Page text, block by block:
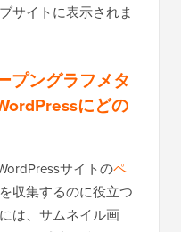
サイトに表示されま
プングラフメタ
にどの
サイトのペ
収集するのに役立つ
は、サムネイル画